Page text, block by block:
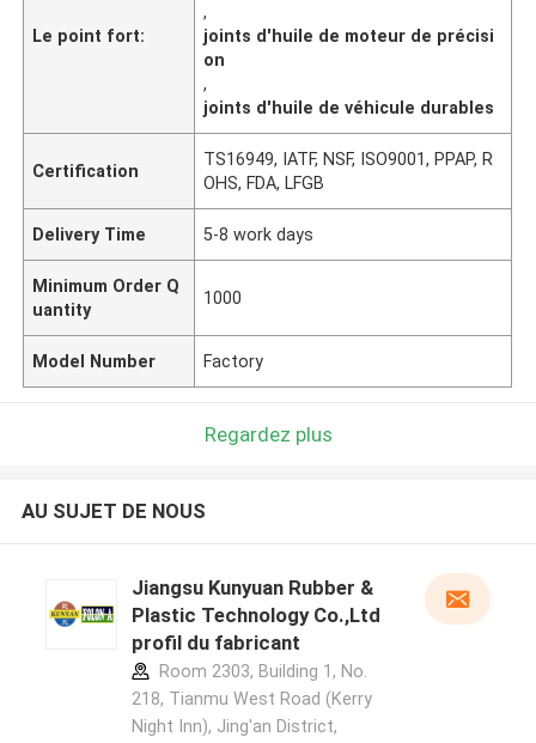
Le point fort:
,
joints d'huile de moteur de précisi
on
,
joints d'huile de véhicule durables
Certification
TS16949, IATF, NSF, ISO9001, PPAP, R
OHS, FDA, LFGB
Delivery Time 5-8 work days
Minimum Order Q
uantity
1000
Model Number Factory
Regardez plus
AU SUJET DE NOUS
Jiangsu Kunyuan Rubber &
Plastic Technology Co.,Ltd
profil du fabricant
Room 2303, Building 1, No.
218, Tianmu West Road (Kerry
Night Inn), Jing'an District,